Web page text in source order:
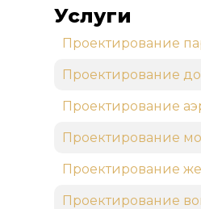
Услуги
Проектирование
Проектирование
Проектирование
Проектирование
Проектирование
Проектирование